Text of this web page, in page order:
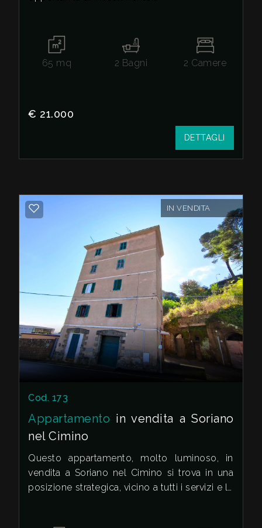
di 65 metri quadrati, ideali per una coppia o
una piccola famiglia. All'interno, la
disposizione dei locali è ottimale, soggiorno,
L'appartamento è dotato di un sistema di
riscaldamento autonomo, alimentato a
metano, che garantisce un'ottima efficienza
La posizione dell'immobile è strategica,
vicina al centro storico, ma allo stesso tempo
in un contesto tranquillo e silenzioso.
La zona è ben servita e dispone di tutti i
servizi necessari, come scuole e negozi. In
sintesi, questo appartamento è la scelta
ideale per chi cerca una soluzione abitativa
funzionale, comoda e ben inserita nel
contesto cittadino.
Non perdere l'occasione di acquistare questa
splendida casa e trasformarla nel tuo nuovo
rifugio!
65 mq 2 Bagni 2 Camere
€ 21.000
DETTAGLI
IN VENDITA
Cod. 173
Appartamento in vendita a Soriano
nel Cimino
Questo appartamento, molto luminoso, in
vendita a Soriano nel Cimino si trova in una
posizione strategica, vicino a tutti i servizi e le